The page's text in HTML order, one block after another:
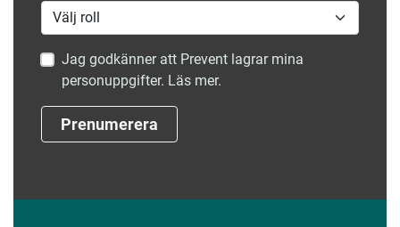
Jag godkänner att Prevent lagrar mina
personuppgifter. Läs mer.
Prenumerera